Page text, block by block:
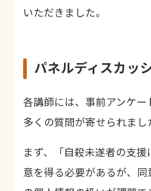
いただきました。
パネルディスカッ
各講師には、事前アンケー
多くの質問が寄せられまし
まず、「自殺未遂者の支
意を得る必要があるが、